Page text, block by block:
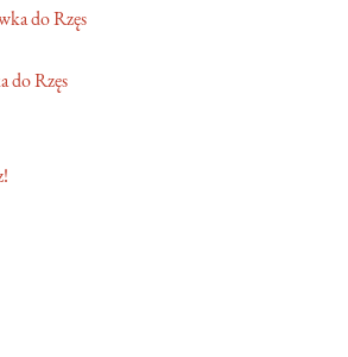
do Rzęs